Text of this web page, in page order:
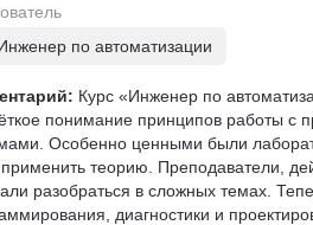
по автоматизации
Курс «Инженер по
понимание принципов работы
Особенно ценными были
применить теорию. Преподаватели,
разобраться в сложных темах.
диагностики и